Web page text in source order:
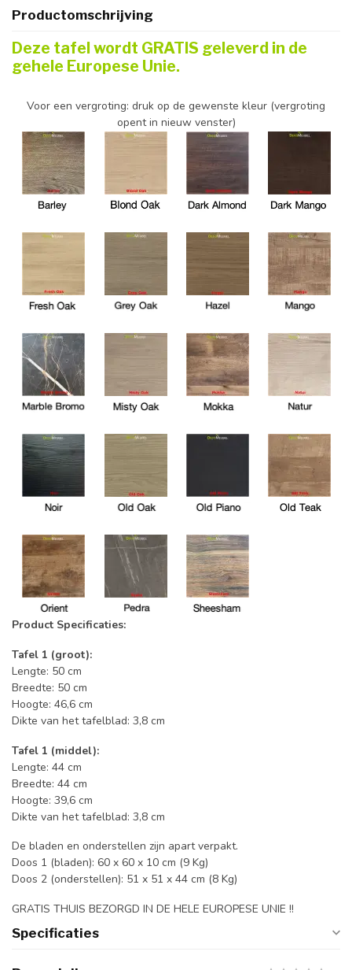
Productomschrijving
Deze tafel wordt GRATIS geleverd in de
gehele Europese Unie.
Voor een vergroting: druk op de gewenste kleur (vergroting
opent in nieuw venster)
Product Specificaties:
Tafel 1 (groot):
Lengte: 50 cm
Breedte: 50 cm
Hoogte: 46,6 cm
Dikte van het tafelblad: 3,8 cm
Tafel 1 (middel):
Lengte: 44 cm
Breedte: 44 cm
Hoogte: 39,6 cm
Dikte van het tafelblad: 3,8 cm
De bladen en onderstellen zijn apart verpakt.
Doos 1 (bladen): 60 x 60 x 10 cm (9 Kg)
Doos 2 (onderstellen): 51 x 51 x 44 cm (8 Kg)
GRATIS THUIS BEZORGD IN DE HELE EUROPESE UNIE !!
Specificaties